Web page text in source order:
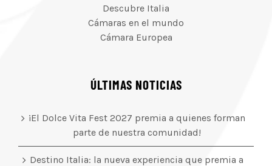
Descubre Italia
Cámaras en el mundo
Cámara Europea
ÚLTIMAS NOTICIAS
¡El Dolce Vita Fest 2027 premia a quienes forman
parte de nuestra comunidad!
Destino Italia: la nueva experiencia que premia a